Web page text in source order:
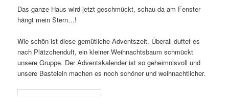
Das ganze Haus wird jetzt geschmückt, schau da am Fenster
hängt mein Stern…!
Wie schön ist diese gemütliche Adventszeit. Überall duftet es
nach Plätzchenduft, ein kleiner Weihnachtsbaum schmückt
unsere Gruppe. Der Adventskalender ist so geheimnisvoll und
unsere Bastelein machen es noch schöner und weihnachtlicher.